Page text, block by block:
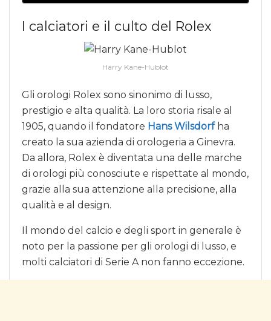
I calciatori e il culto del Rolex
Harry Kane-Hublot
Gli orologi Rolex sono sinonimo di lusso,
prestigio e alta qualità. La loro storia risale al
1905, quando il fondatore Hans Wilsdorfha
creato la sua azienda di orologeria a Ginevra.
Da allora, Rolex è diventata una delle marche
di orologi più conosciute e rispettate al mondo,
grazie alla sua attenzione alla precisione, alla
qualità e al design.
Il mondo del calcio e degli sport in generale è
noto per la passione per gli orologi di lusso, e
molti calciatori di Serie A non fanno eccezione.